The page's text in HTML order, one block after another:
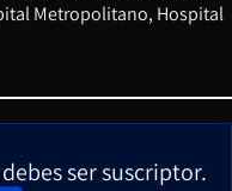
Metropolitano Hospital
ser suscriptor.